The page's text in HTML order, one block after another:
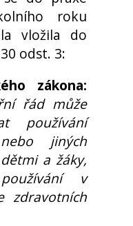
roku
vložila do
odst. 3:
zákona:
řád může
používání
jiných
a žáky,
v
zdravotních